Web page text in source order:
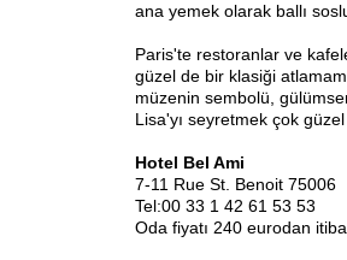
ana yemek olarak ballı
Paris'te restoranlar ve
güzel de bir klasiği
müzenin sembolü,
Lisa'yı seyretmek çok
Hotel Bel Ami
7-11 Rue St. Benoit 75006
Tel:00 33 1 42 61 53 53
Oda fiyatı 240 eurodan